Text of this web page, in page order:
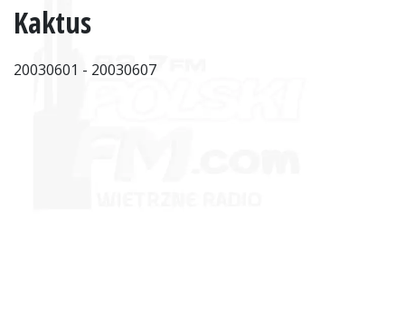
Kaktus
20030601 - 20030607